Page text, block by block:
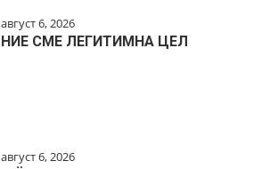
август 6, 2026
НИЕ СМЕ ЛЕГИТИМНА ЦЕЛ
август 6, 2026